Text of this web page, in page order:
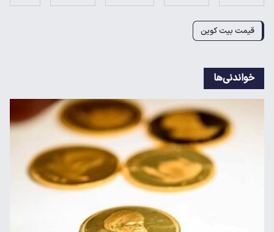
قیمت بیت کوین
خواندنی‌ها